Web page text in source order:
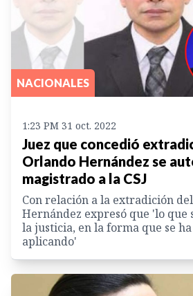
NACIONALES
1:23 PM 31 oct. 2022
Juez que concedió
Orlando Hernández se
magistrado a la CSJ
Con relación a la extradición
Hernández expresó que 'lo que
la justicia, en la forma que se
aplicando'